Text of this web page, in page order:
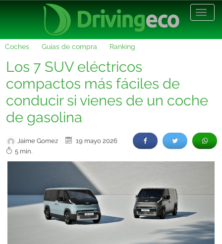
Coches Guías de compra Ranking
Los 7 SUV eléctricos
compactos más fáciles de
conducir si vienes de un coche
de gasolina
Jaime Gomez
19 mayo 2026
5 min.